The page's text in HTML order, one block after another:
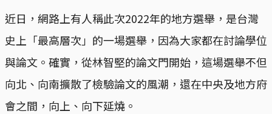
近日，網路上有人稱此次2022年的地方選舉，是台灣
史上「最高層次」的一場選舉，因為大家都在討論學位
與論文。確實，從林智堅的論文門開始，這場選舉不但
向北、向南擴散了檢驗論文的風潮，還在中央及地方府
會之間，向上、向下延燒。